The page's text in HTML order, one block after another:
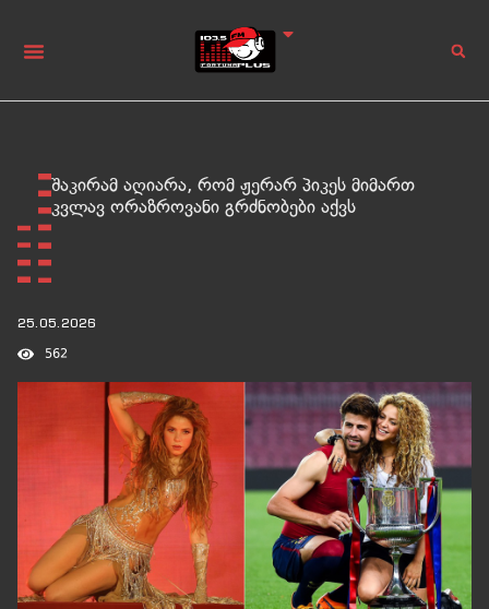
შაკირამ აღიარა, რომ ჟერარ პიკეს მიმართ
კვლავ ორაზროვანი გრძნობები აქვს
25.05.2026
562